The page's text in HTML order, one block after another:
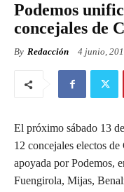
Podemos
concejales de
By Redacción 4 junio,
El próximo sábado 13
12 concejales electos
apoyada por Podemos,
Fuengirola, Mijas,